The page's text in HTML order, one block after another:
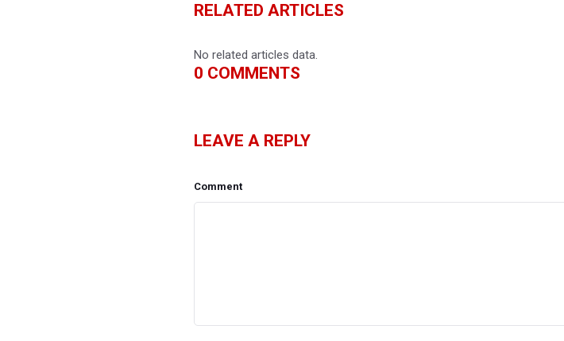
RELATED ARTICLES
No related articles data.
0 COMMENTS
LEAVE A REPLY
Comment